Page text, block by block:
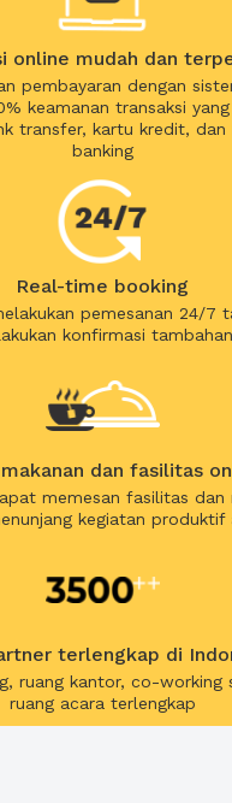
online mudah dan
pembayaran dengan
keamanan transaksi
transfer, kartu kredit, dan
banking
Real-time booking
pemesanan 24/7
konfirmasi tambahan
makanan dan fasilitas
memesan fasilitas dan
kegiatan produktif
terlengkap di
ruang kantor, co-working
ruang acara terlengkap